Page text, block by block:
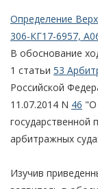
Определение
306-КГ17-6957,
В обоснование
1 статьи 53
Российской
11.07.2014 N 46 "О
государственной
арбитражных
Изучив